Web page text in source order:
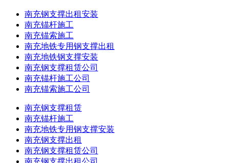
南充钢支撑出租安装
南充锚杆施工
南充锚索施工
南充地铁专用钢支撑出租
南充地铁钢支撑安装
南充钢支撑租赁公司
南充锚杆施工公司
南充锚索施工公司
南充钢支撑租赁
南充锚杆施工
南充地铁专用钢支撑安装
南充钢支撑出租
南充钢支撑租赁公司
南充钢支撑出租公司